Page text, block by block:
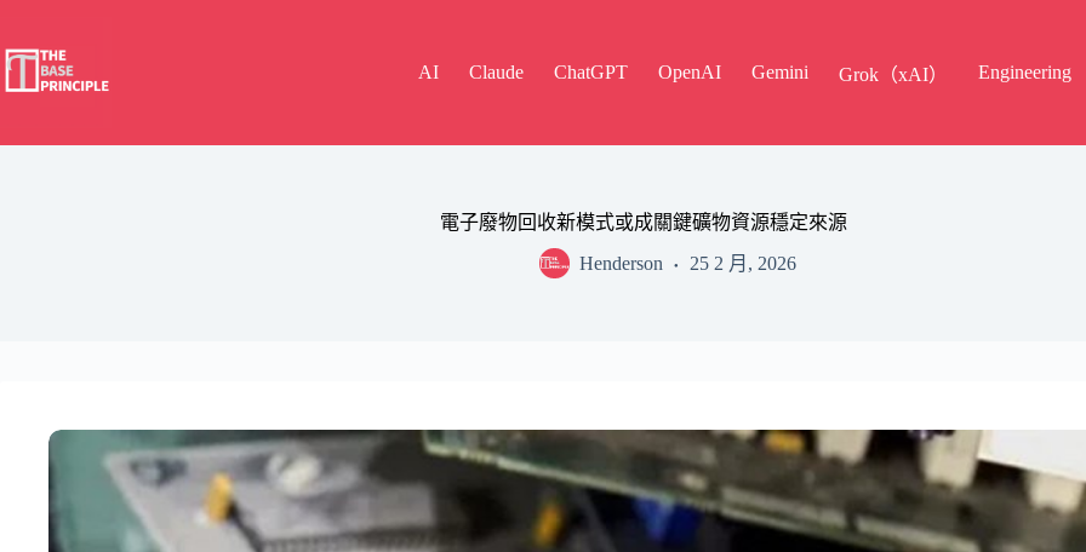
content
AI
Claude ChatGPT OpenAI Gemini Grok（xAI） Engineering
電子廢物回收新模式或成關鍵礦物資源穩定來源
Henderson
25 2 月, 2026